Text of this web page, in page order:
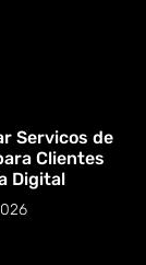
Servicos de
Clientes
Digital